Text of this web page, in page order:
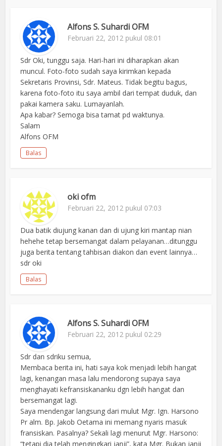
Alfons S. Suhardi OFM
Februari 22, 2012 pukul 08:01
Sdr Oki, tunggu saja. Hari-hari ini diharapkan akan
muncul. Foto-foto sudah saya kirimkan kepada
Sekretaris Provinsi, Sdr. Mateus. Tidak begitu bagus,
karena foto-foto itu saya ambil dari tempat duduk, dan
pakai kamera saku. Lumayanlah.
Apa kabar? Semoga bisa tamat pd waktunya.
Salam
Alfons OFM
Balas
oki ofm
Februari 22, 2012 pukul 07:03
Dua batik diujung kanan dan di ujung kiri mantap nian
hehehe tetap bersemangat dalam pelayanan…ditunggu
juga berita tentang tahbisan diakon dan event lainnya…
sdr oki
Balas
Alfons S. Suhardi OFM
Februari 22, 2012 pukul 02:29
Sdr dan sdriku semua,
Membaca berita ini, hati saya kok menjadi lebih hangat
lagi, kenangan masa lalu mendorong supaya saya
menghayati kefransiskananku dgn lebih hangat dan
bersemangat lagi.
Saya mendengar langsung dari mulut Mgr. Ign. Harsono
Pr alm. Bp. Jakob Oetama ini memang nyaris masuk
fransiskan. Pasalnya? Sekali lagi menurut Mgr. Harsono:
“tetapi dia telah mengingkari janji”, kata Mgr. Bukan janji